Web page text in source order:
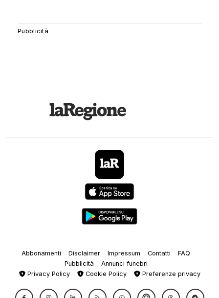
Abbonamenti Disclaimer Impressum Contatti
FAQ
Pubblicità
Annunci funebri
Privacy Policy
Cookie Policy Preferenze privacy